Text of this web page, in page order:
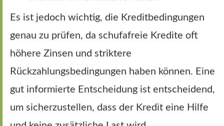
Es ist jedoch wichtig, die Kreditbedingungen
genau zu prüfen, da schufafreie Kredite oft
höhere Zinsen und striktere
Rückzahlungsbedingungen haben können. Eine
gut informierte Entscheidung ist entscheidend,
um sicherzustellen, dass der Kredit eine Hilfe